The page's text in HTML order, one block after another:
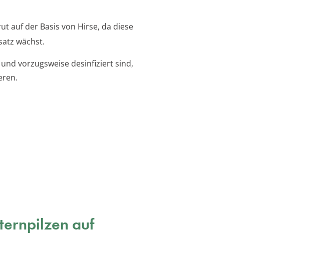
auf der Basis von Hirse, da diese
wächst.
vorzugsweise desinfiziert sind,
auf